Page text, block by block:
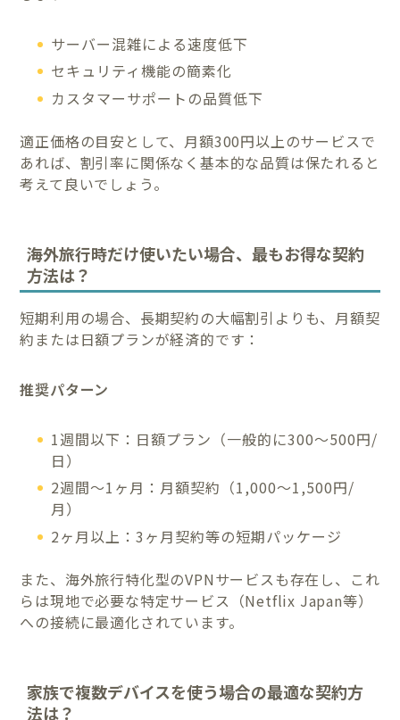
サーバー混雑による速度低下
セキュリティ機能の簡素化
カスタマーサポートの品質低下
適正価格の目安として、月額300円以上のサービスで
あれば、割引率に関係なく基本的な品質は保たれると
考えて良いでしょう。
海外旅行時だけ使いたい場合、最もお得な契約
方法は？
短期利用の場合、長期契約の大幅割引よりも、月額契
約または日額プランが経済的です：
推奨パターン
1週間以下：日額プラン（一般的に300〜500円/
日）
2週間〜1ヶ月：月額契約（1,000〜1,500円/
月）
2ヶ月以上：3ヶ月契約等の短期パッケージ
また、海外旅行特化型のVPNサービスも存在し、これ
らは現地で必要な特定サービス（Netflix Japan等）
への接続に最適化されています。
家族で複数デバイスを使う場合の最適な契約方
法は？